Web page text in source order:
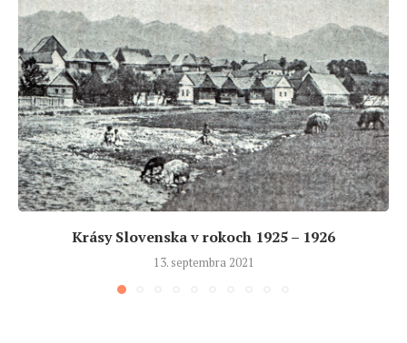
Krásy Slovenska v rokoch 1925 – 1926
13. septembra 2021